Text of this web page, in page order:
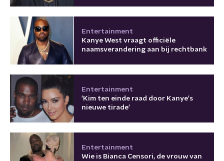
Entertainment
Kanye West vraagt officiële
naamsverandering aan bij rechtbank
Entertainment
'Kim ten einde raad door Kanye's
nieuwe tirade'
Entertainment
Wie is Bianca Censori, de vrouw van